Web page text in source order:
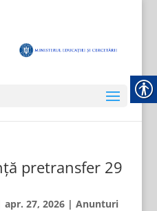
pretransfer 29
apr. 27, 2026| Anunturi